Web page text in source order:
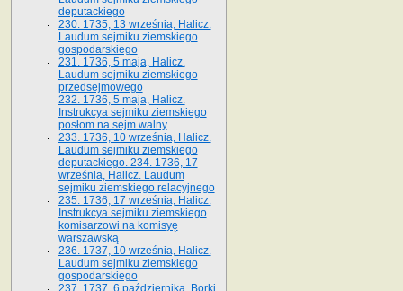
deputackiego
230. 1735, 13 września, Halicz.
Laudum sejmiku ziemskiego
gospodarskiego
231. 1736, 5 maja, Halicz.
Laudum sejmiku ziemskiego
przedsejmowego
232. 1736, 5 maja, Halicz.
Instrukcya sejmiku ziemskiego
posłom na sejm walny
233. 1736, 10 września, Halicz.
Laudum sejmiku ziemskiego
deputackiego. 234. 1736, 17
września, Halicz. Laudum
sejmiku ziemskiego relacyjnego
235. 1736, 17 września, Halicz.
Instrukcya sejmiku ziemskiego
komisarzowi na komisyę
warszawską
236. 1737, 10 września, Halicz.
Laudum sejmiku ziemskiego
gospodarskiego
237. 1737, 6 października, Borki.